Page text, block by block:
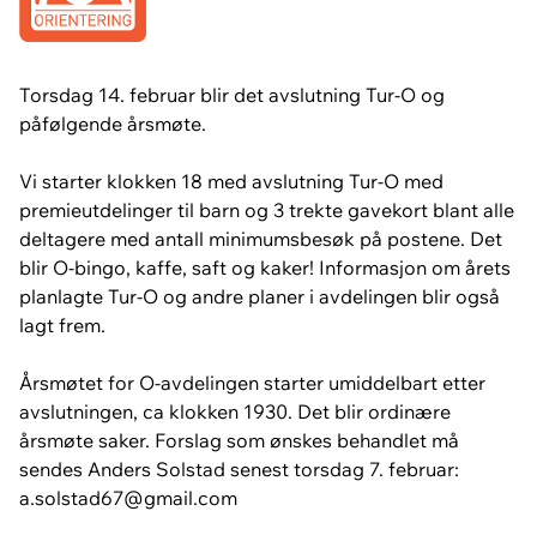
Torsdag 14. februar blir det avslutning Tur-O og
påfølgende årsmøte.
Vi starter klokken 18 med avslutning Tur-O med
premieutdelinger til barn og 3 trekte gavekort blant alle
deltagere med antall minimumsbesøk på postene. Det
blir O-bingo, kaffe, saft og kaker! Informasjon om årets
planlagte Tur-O og andre planer i avdelingen blir også
lagt frem.
Årsmøtet for O-avdelingen starter umiddelbart etter
avslutningen, ca klokken 1930. Det blir ordinære
årsmøte saker. Forslag som ønskes behandlet må
sendes Anders Solstad senest torsdag 7. februar:
a.solstad67@gmail.com